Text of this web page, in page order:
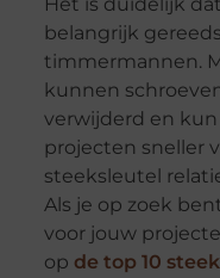
belangrijk
timmermannen.
kunnen
verwijderd en
projecten sneller
steeksleutel
Als je op zoek
voor jouw
op de top 10